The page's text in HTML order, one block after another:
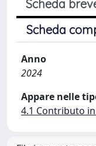
Scheda
Scheda
Anno
2024
Appare nelle
4.1 Contributo